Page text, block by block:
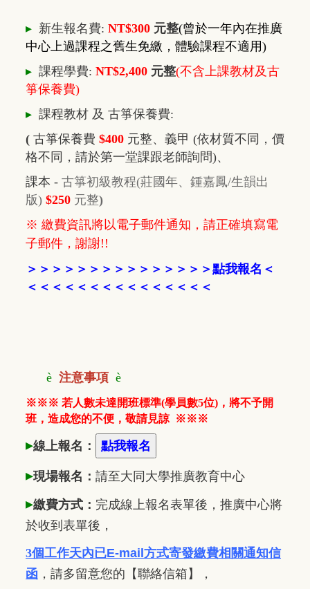
▸ 新生報名費: NT$300 元整(曾於一年內在推廣
中心上過課程之舊生免繳，體驗課程不適用)
▸ 課程學費: NT$2,400 元整(不含上課教材及古
箏保養費)
▸ 課程教材 及 古箏保養費:
( 古箏保養費 $400 元整、義甲 (依材質不同，價
格不同，請於第一堂課跟老師詢問)、
課本 - 古箏初級教程(莊國年、鍾嘉鳳/生韻出
版) $250 元整)
※ 繳費資訊將以電子郵件通知，請正確填寫電
子郵件，謝謝!!
＞ ＞ ＞ ＞ ＞ ＞ ＞ ＞ ＞ ＞ ＞ ＞ ＞ ＞ ＞點我報名 ＜
＜＜＜ ＜＜＜ ＜ ＜ ＜＜＜ ＜ ＜ ＜ ＜
è 注意事項 è
※※※ 若人數未達開班標準(學員數5位)，將不予開
班，造成您的不便，敬請見諒 ※※※
▸線上報名：
▸現場報名： 請至大同大學推廣教育中心
▸繳費方式： 完成線上報名表單後，推廣中心將
於收到表單後，
3個工作天內已E-mail方式寄發繳費相關通知信
函 ， 請多留意您的【聯絡信箱】，